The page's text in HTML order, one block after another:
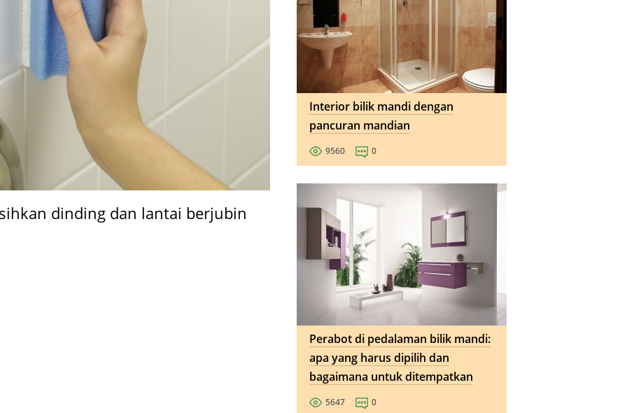
dinding dan lantai berjubin
Interior bilik mandi dengan
pancuran mandian
9560 0
Perabot di pedalaman bilik mandi:
apa yang harus dipilih dan
bagaimana untuk ditempatkan
5647 0